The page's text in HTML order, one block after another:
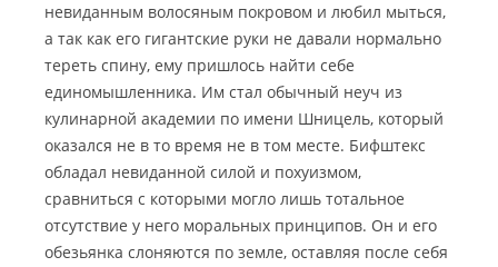
невиданным волосяным покровом и любил мыться,
а так как его гигантские руки не давали нормально
тереть спину, ему пришлось найти себе
единомышленника. Им стал обычный неуч из
кулинарной академии по имени Шницель, который
оказался не в то время не в том месте. Бифштекс
обладал невиданной силой и похуизмом,
сравниться с которыми могло лишь тотальное
отсутствие у него моральных принципов. Он и его
обезьянка слоняются по земле, оставляя после себя